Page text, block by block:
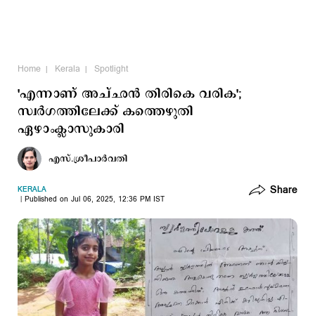
Home Kerala Spotlight
'എന്നാണ് അച്ഛന്‍ തിരികെ വരിക';
സ്വര്‍ഗത്തിലേക്ക് കത്തെഴുതി
ഏഴാംക്ലാസുകാരി
എസ്.ശ്രീപാര്‍വതി
KERALA
Published on Jul 06, 2025, 12:36 PM IST
Share